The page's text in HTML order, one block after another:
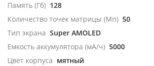
Память (Гб) 128
Количество точек матрицы (Мп) 50
Тип экрана Super AMOLED
Емкость аккумулятора (мА/ч) 5000
Цвет корпуса мятный